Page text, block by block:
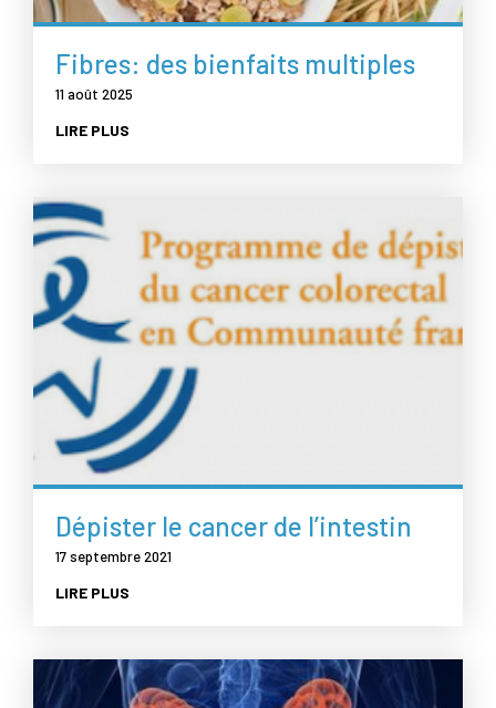
Fibres: des bienfaits multiples
11 août 2025
LIRE PLUS
Dépister le cancer de l’intestin
17 septembre 2021
LIRE PLUS